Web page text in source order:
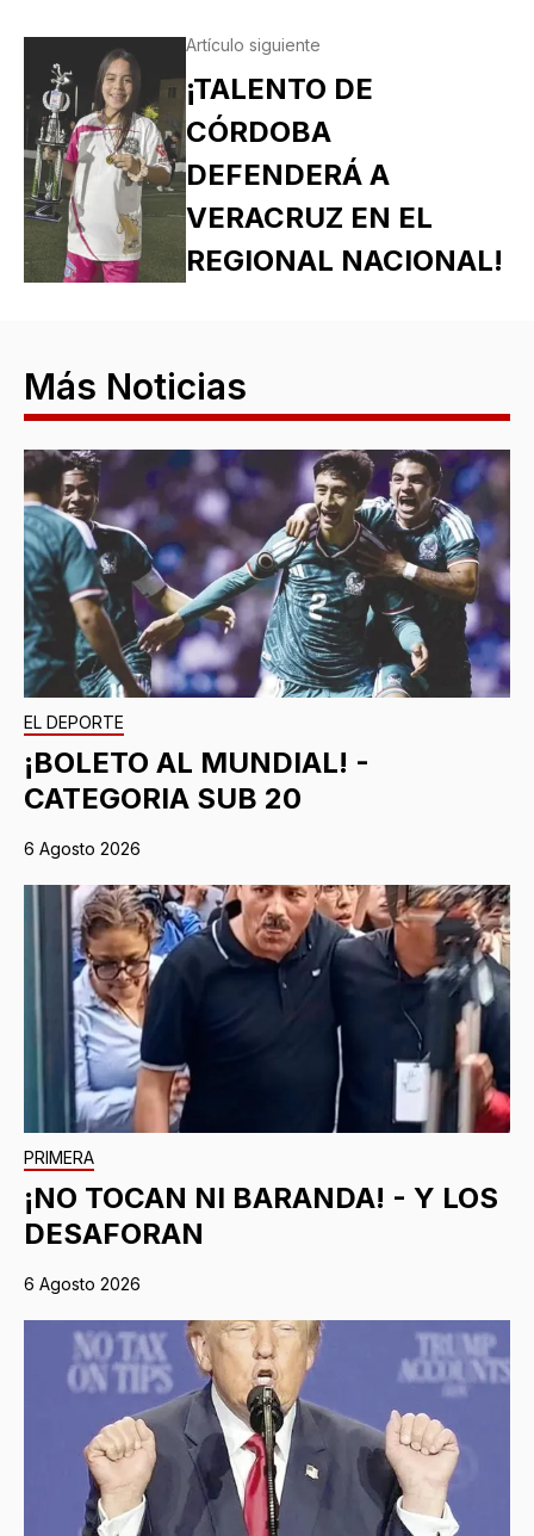
Artículo siguiente
¡TALENTO DE
CÓRDOBA
DEFENDERÁ A
VERACRUZ EN EL
REGIONAL NACIONAL!
Más Noticias
EL DEPORTE
¡BOLETO AL MUNDIAL! -
CATEGORIA SUB 20
6 Agosto 2026
PRIMERA
¡NO TOCAN NI BARANDA! - Y LOS
DESAFORAN
6 Agosto 2026